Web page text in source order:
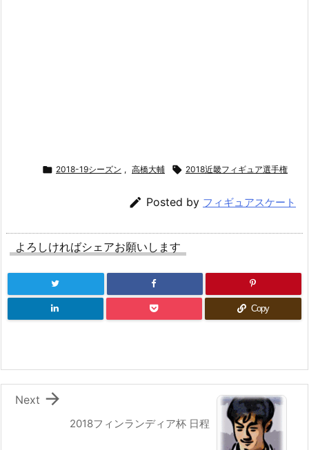
 2018-19シーズン , 高橋大輔  2018近畿フィギュア選手権
 Posted by フィギュアスケート
よろしければシェアお願いします
Copy
2018フィンランディア杯 日程

Next